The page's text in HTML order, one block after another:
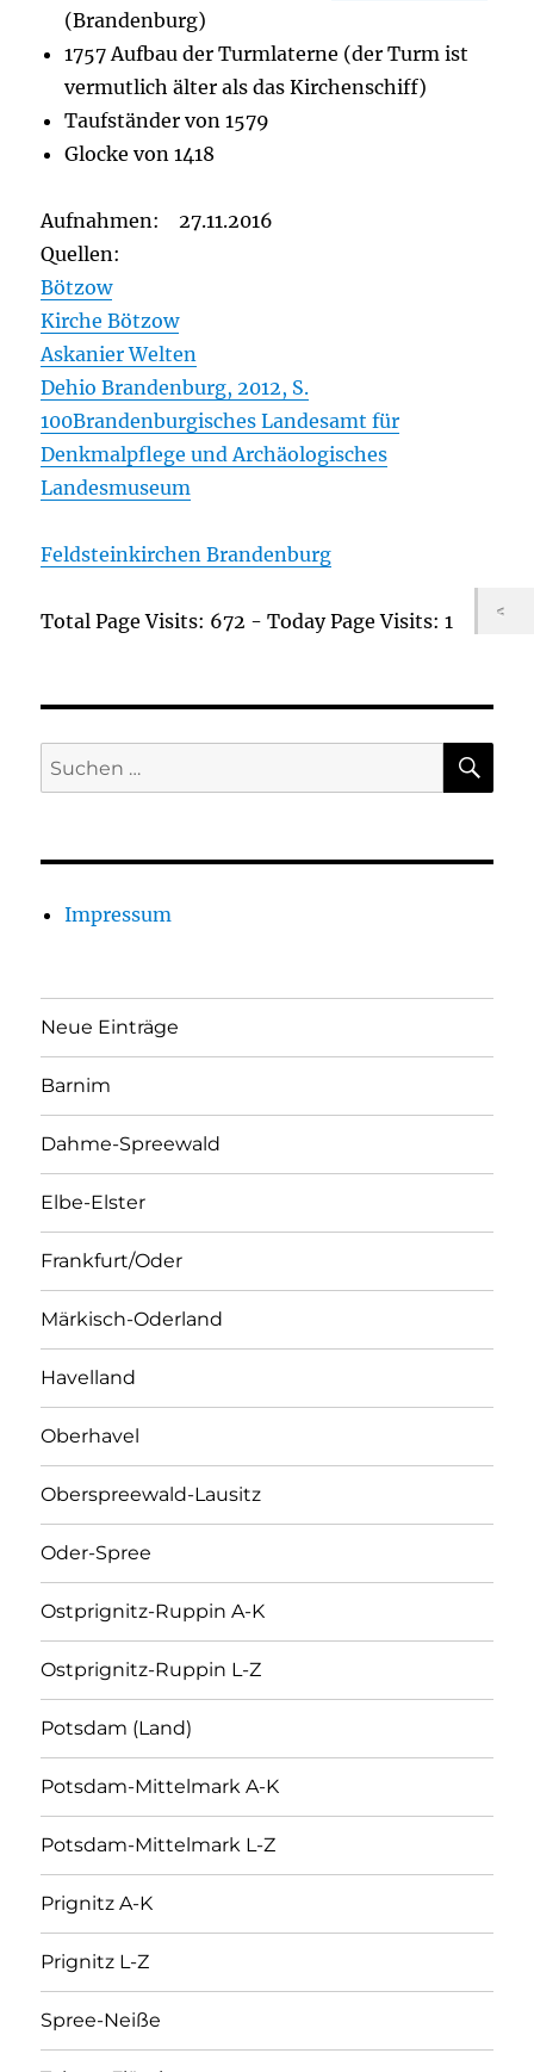
(Brandenburg)
1757 Aufbau der Turmlaterne (der Turm ist
vermutlich älter als das Kirchenschiff)
Taufständer von 1579
Glocke von 1418
Aufnahmen: 27.11.2016
Quellen:
Bötzow
Kirche Bötzow
Askanier Welten
Dehio Brandenburg, 2012, S.
100Brandenburgisches Landesamt für
Denkmalpflege und Archäologisches
Landesmuseum
Feldsteinkirchen Brandenburg
Total Page Visits: 672 - Today Page Visits: 1
Suchen
nach:
Impressum
Neue Einträge
Barnim
Dahme-Spreewald
Elbe-Elster
Frankfurt/Oder
Märkisch-Oderland
Havelland
Oberhavel
Oberspreewald-Lausitz
Oder-Spree
Ostprignitz-Ruppin A-K
Ostprignitz-Ruppin L-Z
Potsdam (Land)
Potsdam-Mittelmark A-K
Potsdam-Mittelmark L-Z
Prignitz A-K
Prignitz L-Z
Spree-Neiße